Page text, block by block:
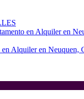
en Alquiler en Neuquen,